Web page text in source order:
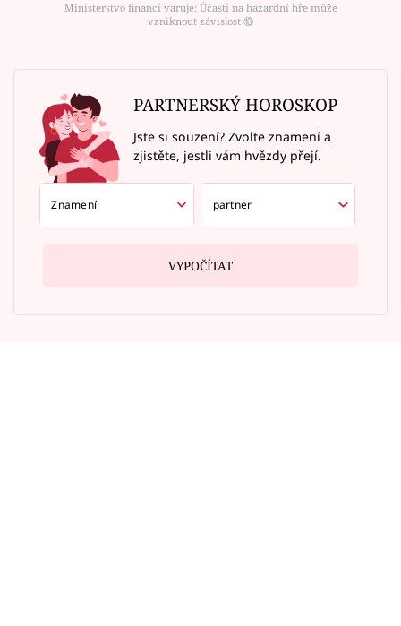
Ministerstvo financí varuje: Účastí na hazardní hře může
vzniknout závislost ⑱
PARTNERSKÝ HOROSKOP
Jste si souzení? Zvolte znamení a
zjistěte, jestli vám hvězdy přejí.
VYPOČÍTAT